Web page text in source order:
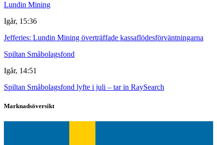
Lundin Mining
Igår, 15:36
Jefferies: Lundin Mining överträffade kassaflödesförväntningarna
Spiltan Småbolagsfond
Igår, 14:51
Spiltan Småbolagsfond lyfte i juli – tar in RaySearch
Marknadsöversikt